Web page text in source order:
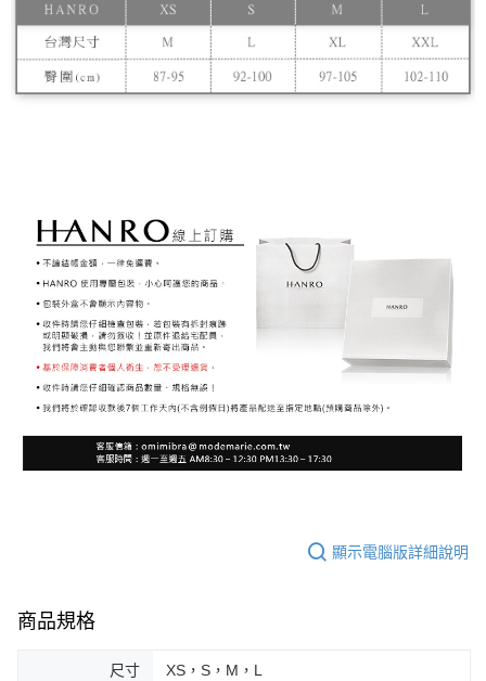
顯示電腦版詳細說明
商品規格
尺寸 XS，S，M，L